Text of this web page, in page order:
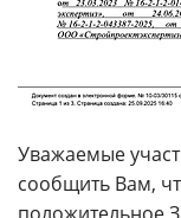
Уважаемые
сообщить Вам,